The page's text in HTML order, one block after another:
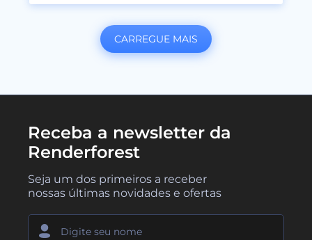
CARREGUE MAIS
Receba a newsletter da
Renderforest
Seja um dos primeiros a receber
nossas últimas novidades e ofertas